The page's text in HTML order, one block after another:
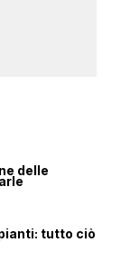
delle
tutto ciò